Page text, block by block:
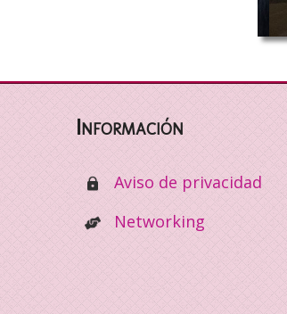
Información
Aviso de privacidad
Networking